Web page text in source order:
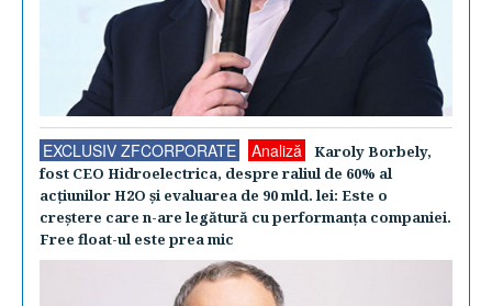
EXCLUSIV ZFCORPORATE Analiză
Karoly Borbely,
fost CEO Hidroelectrica, despre raliul de 60% al
acţiunilor H2O şi evaluarea de 90 mld. lei: Este o
creştere care n-are legătură cu performanţa companiei.
Free float-ul este prea mic